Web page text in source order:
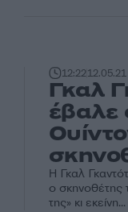
12:2212.05.21
Γκαλ
έβαλε
Η Γκαλ
ο σκηνοθέτης
της» κι εκείνη...